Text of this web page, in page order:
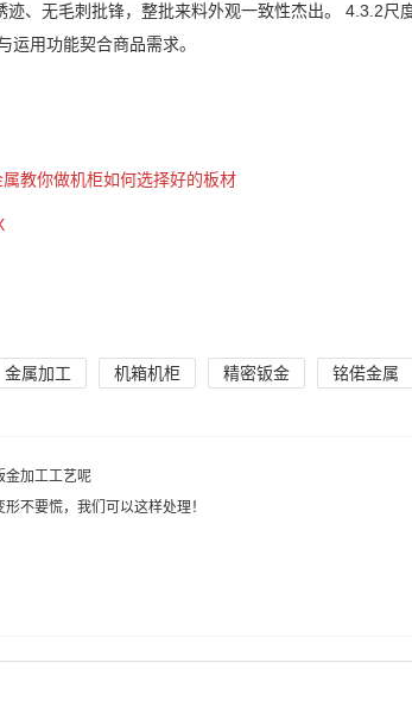
无毛刺批锋，整批来料外观一致性杰出。 4.3.2尺
运用功能契合商品需求。
教你做机柜如何选择好的板材
金属加工 机箱机柜 精密钣金 铭偌金属
金加工工艺呢
不要慌，我们可以这样处理！